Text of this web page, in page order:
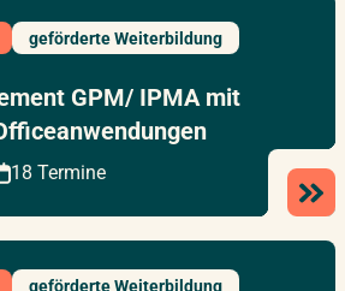
geförderte Weiterbildung
GPM/ IPMA mit
18 Termine
geförderte Weiterbildung